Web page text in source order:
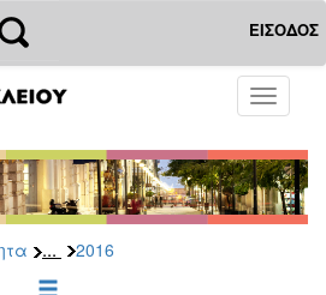
ΕΙΣΟΔΟΣ
Toggle
... 2016